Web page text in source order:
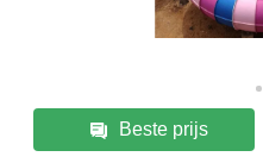
Beste prijs